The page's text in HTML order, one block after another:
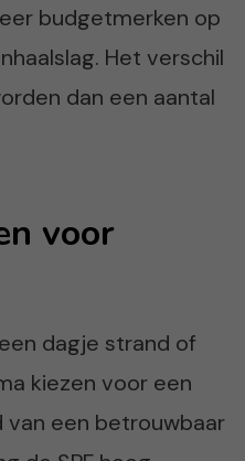
budgetmerken op
Het verschil
dan een aantal
voor
dagje strand of
kiezen voor een
van een betrouwbaar